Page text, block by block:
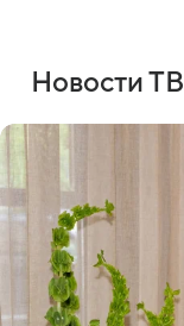
Новости ТВ